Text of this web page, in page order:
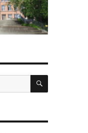
SUCHEN